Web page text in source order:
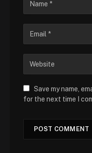
Save my name,
for the next time I